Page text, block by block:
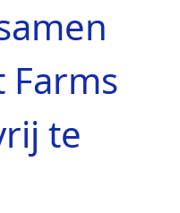
Farms
te